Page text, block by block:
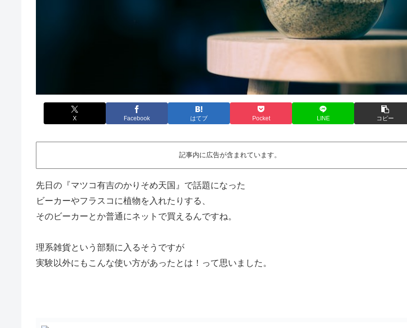
X Facebook はてブ Pocket LINE コピー
記事内に広告が含まれています。
先日の『マツコ有吉のかりそめ天国』で話題になった
ビーカーやフラスコに植物を入れたりする、
そのビーカーとか普通にネットで買えるんですね。
理系雑貨という部類に入るそうですが
実験以外にもこんな使い方があったとは！って思いました。